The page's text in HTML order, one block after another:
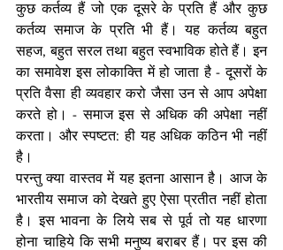
कुछ कर्तव्य हैं जो एक दूसरे के प्रति हैं और कुछ
कर्तव्य समाज के प्रति भी हैं। यह कर्तव्य बहुत
सहज, बहुत सरल तथा बहुत स्वभाविक होते हैं। इन
का समावेश इस लोकाक्ति में हो जाता है - दूसरों के
प्रति वैसा ही व्यवहार करो जैसा उन से आप अपेक्षा
करते हो। - समाज इस से अधिक की अपेक्षा नहीं
करता। और स्पष्टत: ही यह अधिक कठिन भी नहीं
है।
परन्तु क्या वास्तव में यह इतना आसान है। आज के
भारतीय समाज को देखते हुए ऐसा प्रतीत नहीं होता
है। इस भावना के लिये सब से पूर्व तो यह धारणा
होना चाहिये कि सभी मनुष्य बराबर हैं। पर इस की